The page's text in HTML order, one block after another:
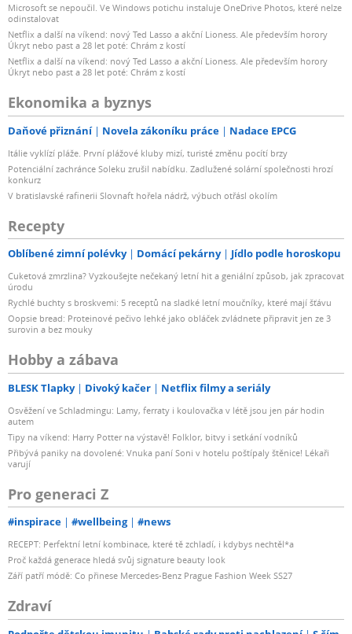
Microsoft se nepoučil. Ve Windows potichu instaluje OneDrive Photos, které nelze
odinstalovat
Netflix a další na víkend: nový Ted Lasso a akční Lioness. Ale především horory
Úkryt nebo past a 28 let poté: Chrám z kostí
Netflix a další na víkend: nový Ted Lasso a akční Lioness. Ale především horory
Úkryt nebo past a 28 let poté: Chrám z kostí
Ekonomika a byznys
Daňové přiznání Novela zákoníku práce Nadace EPCG
Itálie vyklízí pláže. První plážové kluby mizí, turisté změnu pocítí brzy
Potenciální zachránce Soleku zrušil nabídku. Zadlužené solární společnosti hrozí
konkurz
V bratislavské rafinerii Slovnaft hořela nádrž, výbuch otřásl okolím
Recepty
Oblíbené zimní polévky Domácí pekárny Jídlo podle horoskopu
Cuketová zmrzlina? Vyzkoušejte nečekaný letní hit a geniální způsob, jak zpracovat
úrodu
Rychlé buchty s broskvemi: 5 receptů na sladké letní moučníky, které mají šťávu
Oopsie bread: Proteinové pečivo lehké jako obláček zvládnete připravit jen ze 3
surovin a bez mouky
Hobby a zábava
BLESK Tlapky Divoký kačer Netflix filmy a seriály
Osvěžení ve Schladmingu: Lamy, ferraty i koulovačka v létě jsou jen pár hodin
autem
Tipy na víkend: Harry Potter na výstavě! Folklor, bitvy i setkání vodníků
Přibývá paniky na dovolené: Vnuka paní Soni v hotelu poštípaly štěnice! Lékaři
varují
Pro generaci Z
#inspirace #wellbeing #news
RECEPT: Perfektní letní kombinace, které tě zchladí, i kdybys nechtěl*a
Proč každá generace hledá svůj signature beauty look
Září patří módě: Co přinese Mercedes-Benz Prague Fashion Week SS27
Zdraví